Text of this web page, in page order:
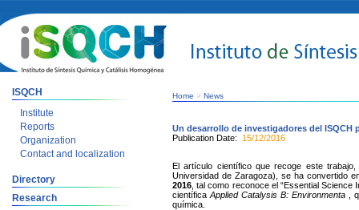
ISQCH
Institute
Reports
Organization
Contact and localization
Directory
Research
Home > News
Un desarrollo de investigadores del
Publication Date: 15/12/2016
El artículo científico que recoge este
Universidad de Zaragoza), se ha convertido
2016 , tal como reconoce el “Essential
científica Applied Catalysis B: Environmenta,
química.